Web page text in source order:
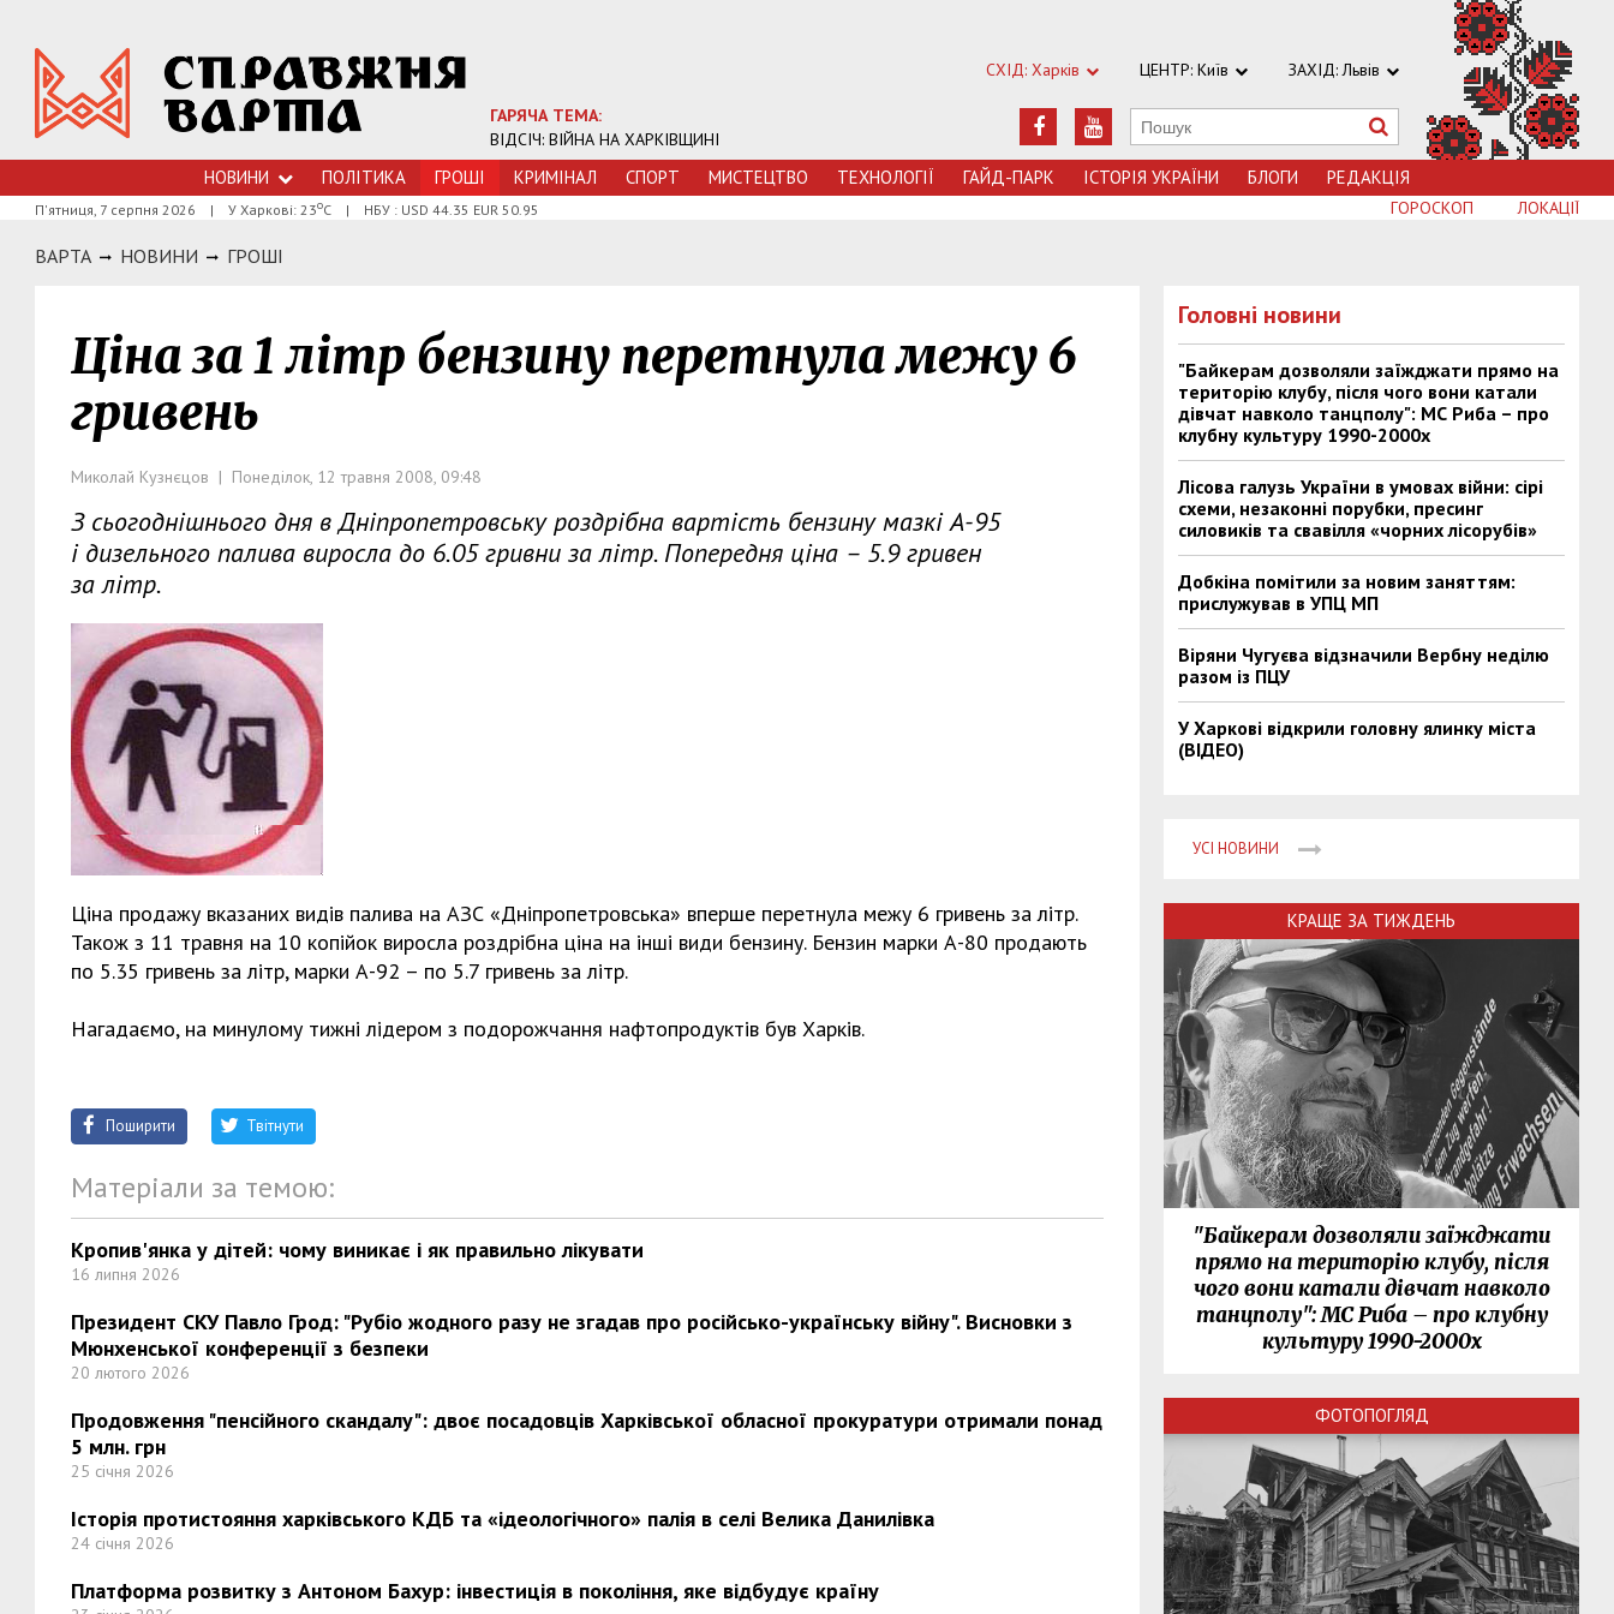
ГАРЯЧА ТЕМА:
ВІДСІЧ: ВІЙНА НА ХАРКІВЩИНІ
СХІД: Харків ЦЕНТР: Київ ЗАХІД: Львів
НОВИНИ ПОЛІТИКА ГРОШI КРИМIНАЛ СПОРТ МИСТЕЦТВО ТЕХНОЛОГIЇ ГАЙД-ПАРК ІСТОРІЯ УКРАЇНИ БЛОГИ РЕДАКЦІЯ
П'ятниця, 7 серпня 2026 | У Харкові: 23оС | НБУ : USD 44.35 EUR 50.95 ЛОКАЦІЇ
ГОРОСКОП
ВАРТА НОВИНИ ГРОШI
Ціна за 1 літр бензину перетнула межу 6
гривень
Миколай Кузнєцов | Понеділок, 12 травня 2008, 09:48
З сьогоднішнього дня в Дніпропетровську роздрібна вартість бензину мазкі А-95
і дизельного палива виросла до 6.05 гривни за літр. Попередня ціна – 5.9 гривен
за літр.
Ціна продажу вказаних видів палива на АЗС «Дніпропетровська» вперше перетнула межу 6 гривень за літр.
Також з 11 травня на 10 копійок виросла роздрібна ціна на інші види бензину. Бензин марки А-80 продають
по 5.35 гривень за літр, марки А-92 – по 5.7 гривень за літр.
Нагадаємо, на минулому тижні лідером з подорожчання нафтопродуктів був Харків.
Поширити Твітнути
Матеріали за темою:
Кропив'янка у дітей: чому виникає і як правильно лікувати
16 липня 2026
Президент СКУ Павло Грод: "Рубіо жодного разу не згадав про російсько-українську війну". Висновки з
Мюнхенської конференції з безпеки
20 лютого 2026
Продовження "пенсійного скандалу": двоє посадовців Харківської обласної прокуратури отримали понад
5 млн. грн
25 січня 2026
Історія протистояння харківського КДБ та «ідеологічного» палія в селі Велика Данилівка
24 січня 2026
Платформа розвитку з Антоном Бахур: інвестиція в покоління, яке відбудує країну
Головні новини
"Байкерам дозволяли заїжджати прямо на
територію клубу, після чого вони катали
дівчат навколо танцполу": МС Риба – про
клубну культуру 1990-2000х
Лісова галузь України в умовах війни: сірі
схеми, незаконні порубки, пресинг
силовиків та свавілля «чорних лісорубів»
Добкіна помітили за новим заняттям:
прислужував в УПЦ МП
Віряни Чугуєва відзначили Вербну неділю
разом із ПЦУ
У Харкові відкрили головну ялинку міста
(ВІДЕО)
УСІ НОВИНИ
КРАЩЕ ЗА ТИЖДЕНЬ
"Байкерам дозволяли заїжджати
прямо на територію клубу, після
чого вони катали дівчат навколо
танцполу": МС Риба – про клубну
культуру 1990-2000х
ФОТОПОГЛЯД